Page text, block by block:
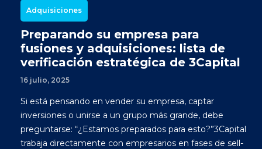
Adquisiciones
Preparando su empresa para
fusiones y adquisiciones: lista de
verificación estratégica de 3Capital
16 julio, 2025
Si está pensando en vender su empresa, captar
inversiones o unirse a un grupo más grande, debe
preguntarse: “¿Estamos preparados para esto?”3Capital
trabaja directamente con empresarios en fases de sell-